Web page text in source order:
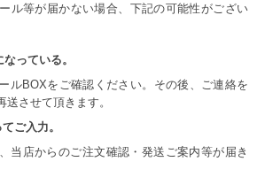
ル等が届かない場合、下記の可能性がござい
っている。
ルBOXをご確認ください。その後、ご連絡を
させて頂きます。
ご入力。
当店からのご注文確認・発送ご案内等が届き